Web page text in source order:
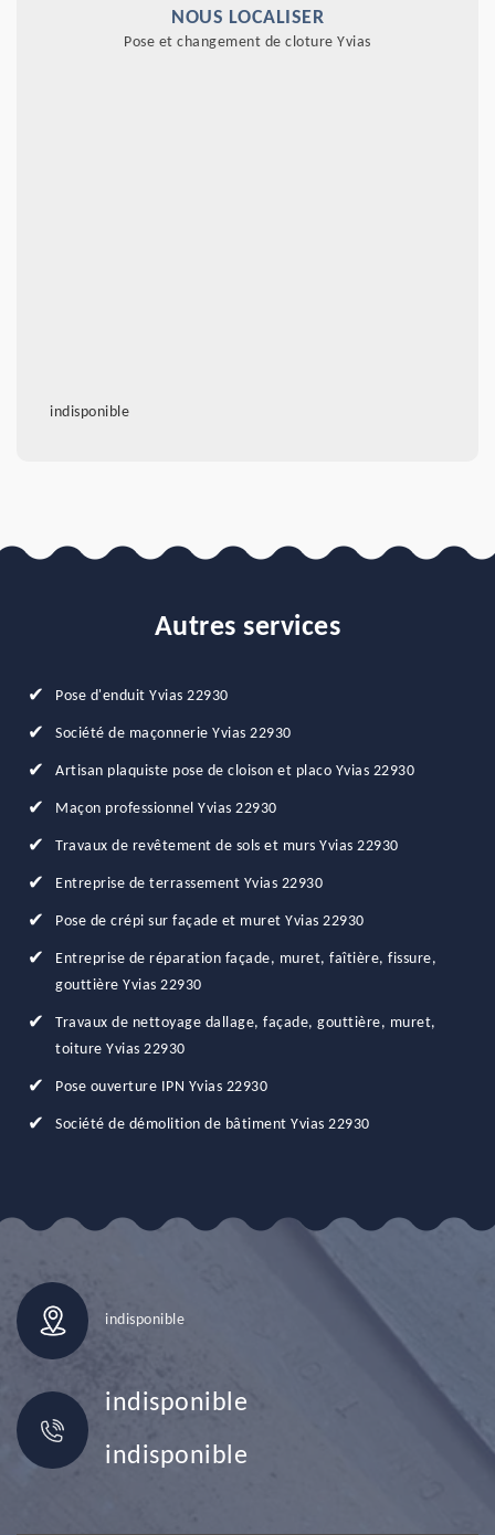
NOUS LOCALISER
Pose et changement de cloture Yvias
indisponible
Autres services
Pose d'enduit Yvias 22930
Société de maçonnerie Yvias 22930
Artisan plaquiste pose de cloison et placo Yvias 22930
Maçon professionnel Yvias 22930
Travaux de revêtement de sols et murs Yvias 22930
Entreprise de terrassement Yvias 22930
Pose de crépi sur façade et muret Yvias 22930
Entreprise de réparation façade, muret, faîtière, fissure,
gouttière Yvias 22930
Travaux de nettoyage dallage, façade, gouttière, muret,
toiture Yvias 22930
Pose ouverture IPN Yvias 22930
Société de démolition de bâtiment Yvias 22930
indisponible
indisponible
indisponible